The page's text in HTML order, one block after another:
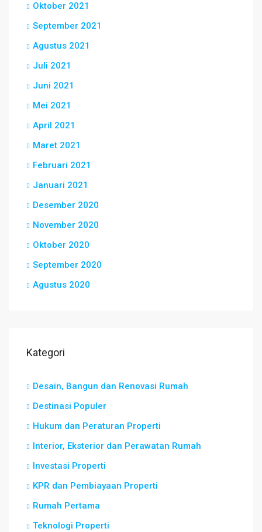
Oktober 2021
September 2021
Agustus 2021
Juli 2021
Juni 2021
Mei 2021
April 2021
Maret 2021
Februari 2021
Januari 2021
Desember 2020
November 2020
Oktober 2020
September 2020
Agustus 2020
Kategori
Desain, Bangun dan Renovasi Rumah
Destinasi Populer
Hukum dan Peraturan Properti
Interior, Eksterior dan Perawatan Rumah
Investasi Properti
KPR dan Pembiayaan Properti
Rumah Pertama
Teknologi Properti